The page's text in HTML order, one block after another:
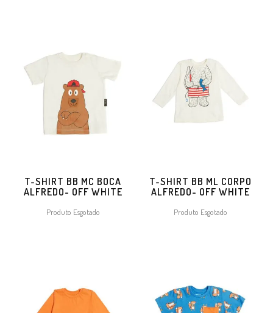
T-SHIRT BB MC BOCA
ALFREDO- OFF WHITE
Produto Esgotado
T-SHIRT BB ML CORPO
ALFREDO- OFF WHITE
Produto Esgotado